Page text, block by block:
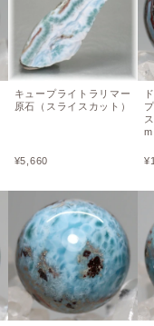
キュープライトラリマー
原石（スライスカット）
¥5,660 ¥